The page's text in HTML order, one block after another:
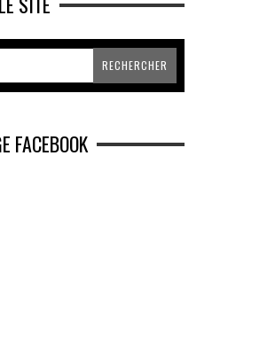
FACEBOOK